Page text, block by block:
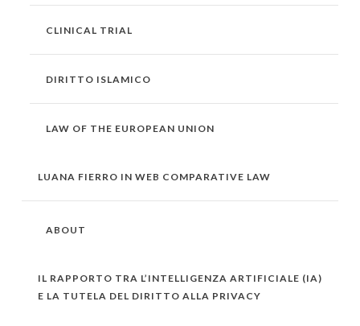
CLINICAL TRIAL
DIRITTO ISLAMICO
LAW OF THE EUROPEAN UNION
LUANA FIERRO IN WEB COMPARATIVE LAW
ABOUT
IL RAPPORTO TRA L’INTELLIGENZA ARTIFICIALE (IA)
E LA TUTELA DEL DIRITTO ALLA PRIVACY